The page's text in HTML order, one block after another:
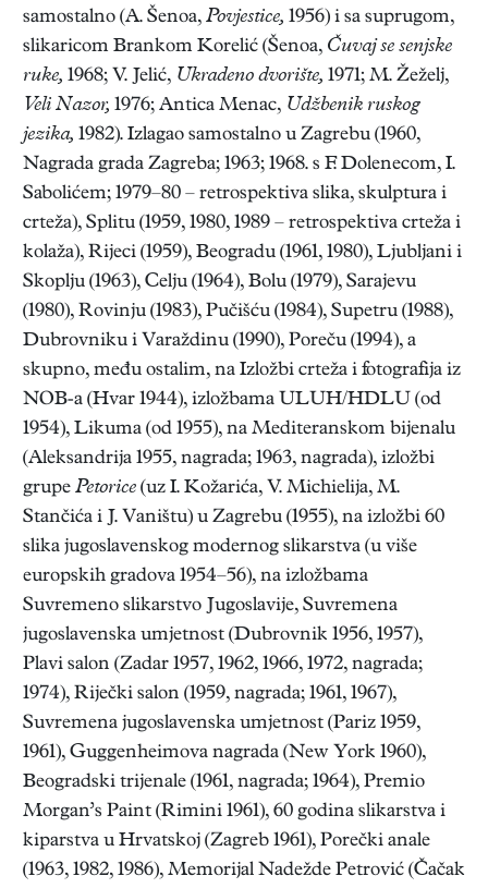
samostalno (A. Šenoa, Povjestice, 1956) i sa suprugom,
slikaricom Brankom Korelić (Šenoa, Čuvaj se senjske
ruke, 1968; V. Jelić, Ukradeno dvorište, 1971; M. Žeželj,
Veli Nazor, 1976; Antica Menac, Udžbenik ruskog
jezika, 1982). Izlagao samostalno u Zagrebu (1960,
Nagrada grada Zagreba; 1963; 1968. s F. Dolenecom, I.
Sabolićem; 1979–80 – retrospektiva slika, skulptura i
crteža), Splitu (1959, 1980, 1989 – retrospektiva crteža i
kolaža), Rijeci (1959), Beogradu (1961, 1980), Ljubljani i
Skoplju (1963), Celju (1964), Bolu (1979), Sarajevu
(1980), Rovinju (1983), Pučišću (1984), Supetru (1988),
Dubrovniku i Varaždinu (1990), Poreču (1994), a
skupno, među ostalim, na Izložbi crteža i fotografija iz
NOB-a (Hvar 1944), izložbama ULUH/HDLU (od
1954), Likuma (od 1955), na Mediteranskom bijenalu
(Aleksandrija 1955, nagrada; 1963, nagrada), izložbi
grupe Petorice (uz I. Kožarića, V. Michielija, M.
Stančića i J. Vaništu) u Zagrebu (1955), na izložbi 60
slika jugoslavenskog modernog slikarstva (u više
europskih gradova 1954–56), na izložbama
Suvremeno slikarstvo Jugoslavije, Suvremena
jugoslavenska umjetnost (Dubrovnik 1956, 1957),
Plavi salon (Zadar 1957, 1962, 1966, 1972, nagrada;
1974), Riječki salon (1959, nagrada; 1961, 1967),
Suvremena jugoslavenska umjetnost (Pariz 1959,
1961), Guggenheimova nagrada (New York 1960),
Beogradski trijenale (1961, nagrada; 1964), Premio
Morgan’s Paint (Rimini 1961), 60 godina slikarstva i
kiparstva u Hrvatskoj (Zagreb 1961), Porečki anale
(1963, 1982, 1986), Memorijal Nadežde Petrović (Čačak